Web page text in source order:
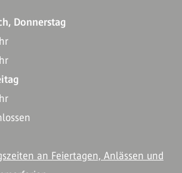
Donnerstag
an Feiertagen, Anlässen und